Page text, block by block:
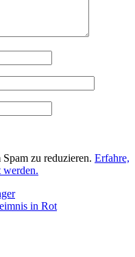
zu reduzieren. Erfahre,
werden.
in Rot